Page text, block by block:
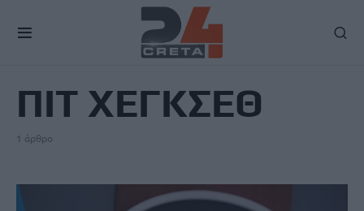
ΠΙΤ ΧΕΓΚΣΕΘ
1 άρθρο